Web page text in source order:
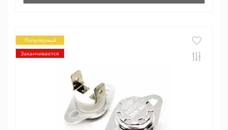
Популярный
Заканчивается